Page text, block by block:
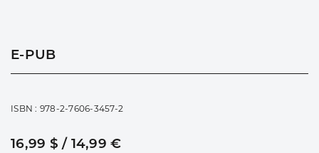
E-PUB
ISBN : 978-2-7606-3457-2
16,99 $ / 14,99 €